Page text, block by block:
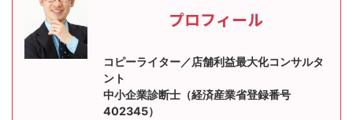
プロフィール
コピーライター／店舗利益最大化コンサルタ
ント
中小企業診断士（経済産業省登録番号
402345）